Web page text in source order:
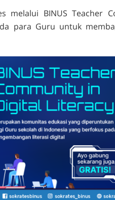
melalui BINUS Teacher
para Guru untuk